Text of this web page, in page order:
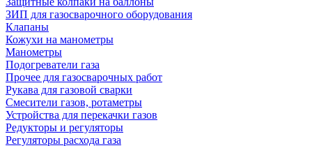
ЗИП для газосварочного оборудования
Клапаны
Кожухи на манометры
Манометры
Подогреватели газа
Прочее для газосварочных работ
Рукава для газовой сварки
Смесители газов, ротаметры
Устройства для перекачки газов
Редукторы и регуляторы
Регуляторы расхода газа